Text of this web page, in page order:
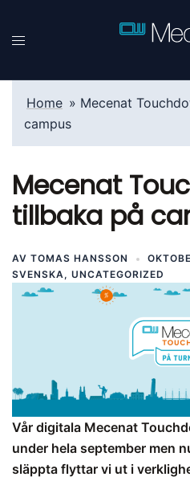
Home » Mecenat
campus
Mecenat
tillbaka på
AV TOMAS HANSSON
SVENSKA, UNCATEGORIZED
Vår digitala Mecenat
under hela september men
släppta flyttar vi ut i